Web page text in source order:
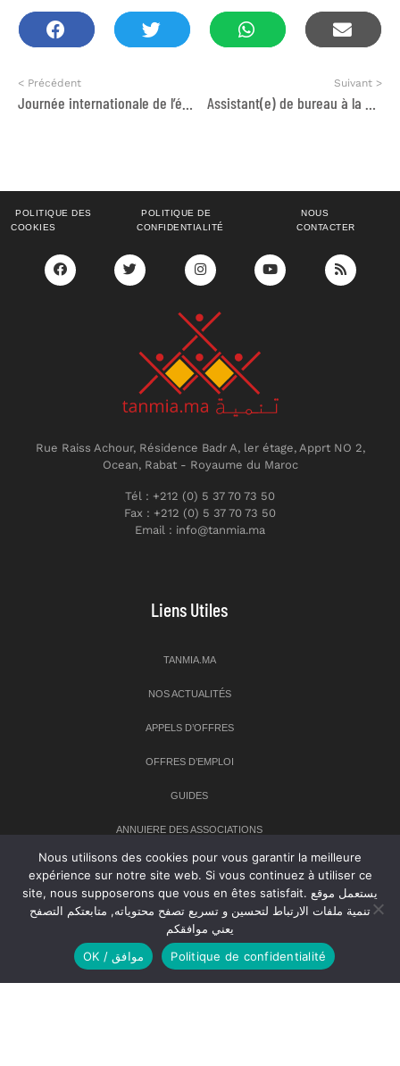
< Précédent Suivant >
POLITIQUE DES
COOKIES
POLITIQUE DE
CONFIDENTIALITÉ
NOUS
CONTACTER
Rue Raiss Achour, Résidence Badr A, ler étage, Apprt NO 2,
Ocean, Rabat - Royaume du Maroc
Tél : +212 (0) 5 37 70 73 50
Fax : +212 (0) 5 37 70 73 50
Email : info@tanmia.ma
Liens Utiles
TANMIA.MA
NOS ACTUALITÉS
APPELS D’OFFRES
OFFRES D’EMPLOI
GUIDES
ANNUIERE DES ASSOCIATIONS
Newsletter
Inscrivez-vous à notre newsletter pour recevoir les dernières
nouvelles sur TANMIA
Nous utilisons des cookies pour vous garantir la meilleure
expérience sur notre site web. Si vous continuez à utiliser ce
site, nous supposerons que vous en êtes satisfait. يستعمل موقع
تنمية ملفات الارتباط لتحسين و تسريع تصفح محتوياته, متابعتكم التصفح
يعني موافقكم
OK / موافق
Politique de confidentialité